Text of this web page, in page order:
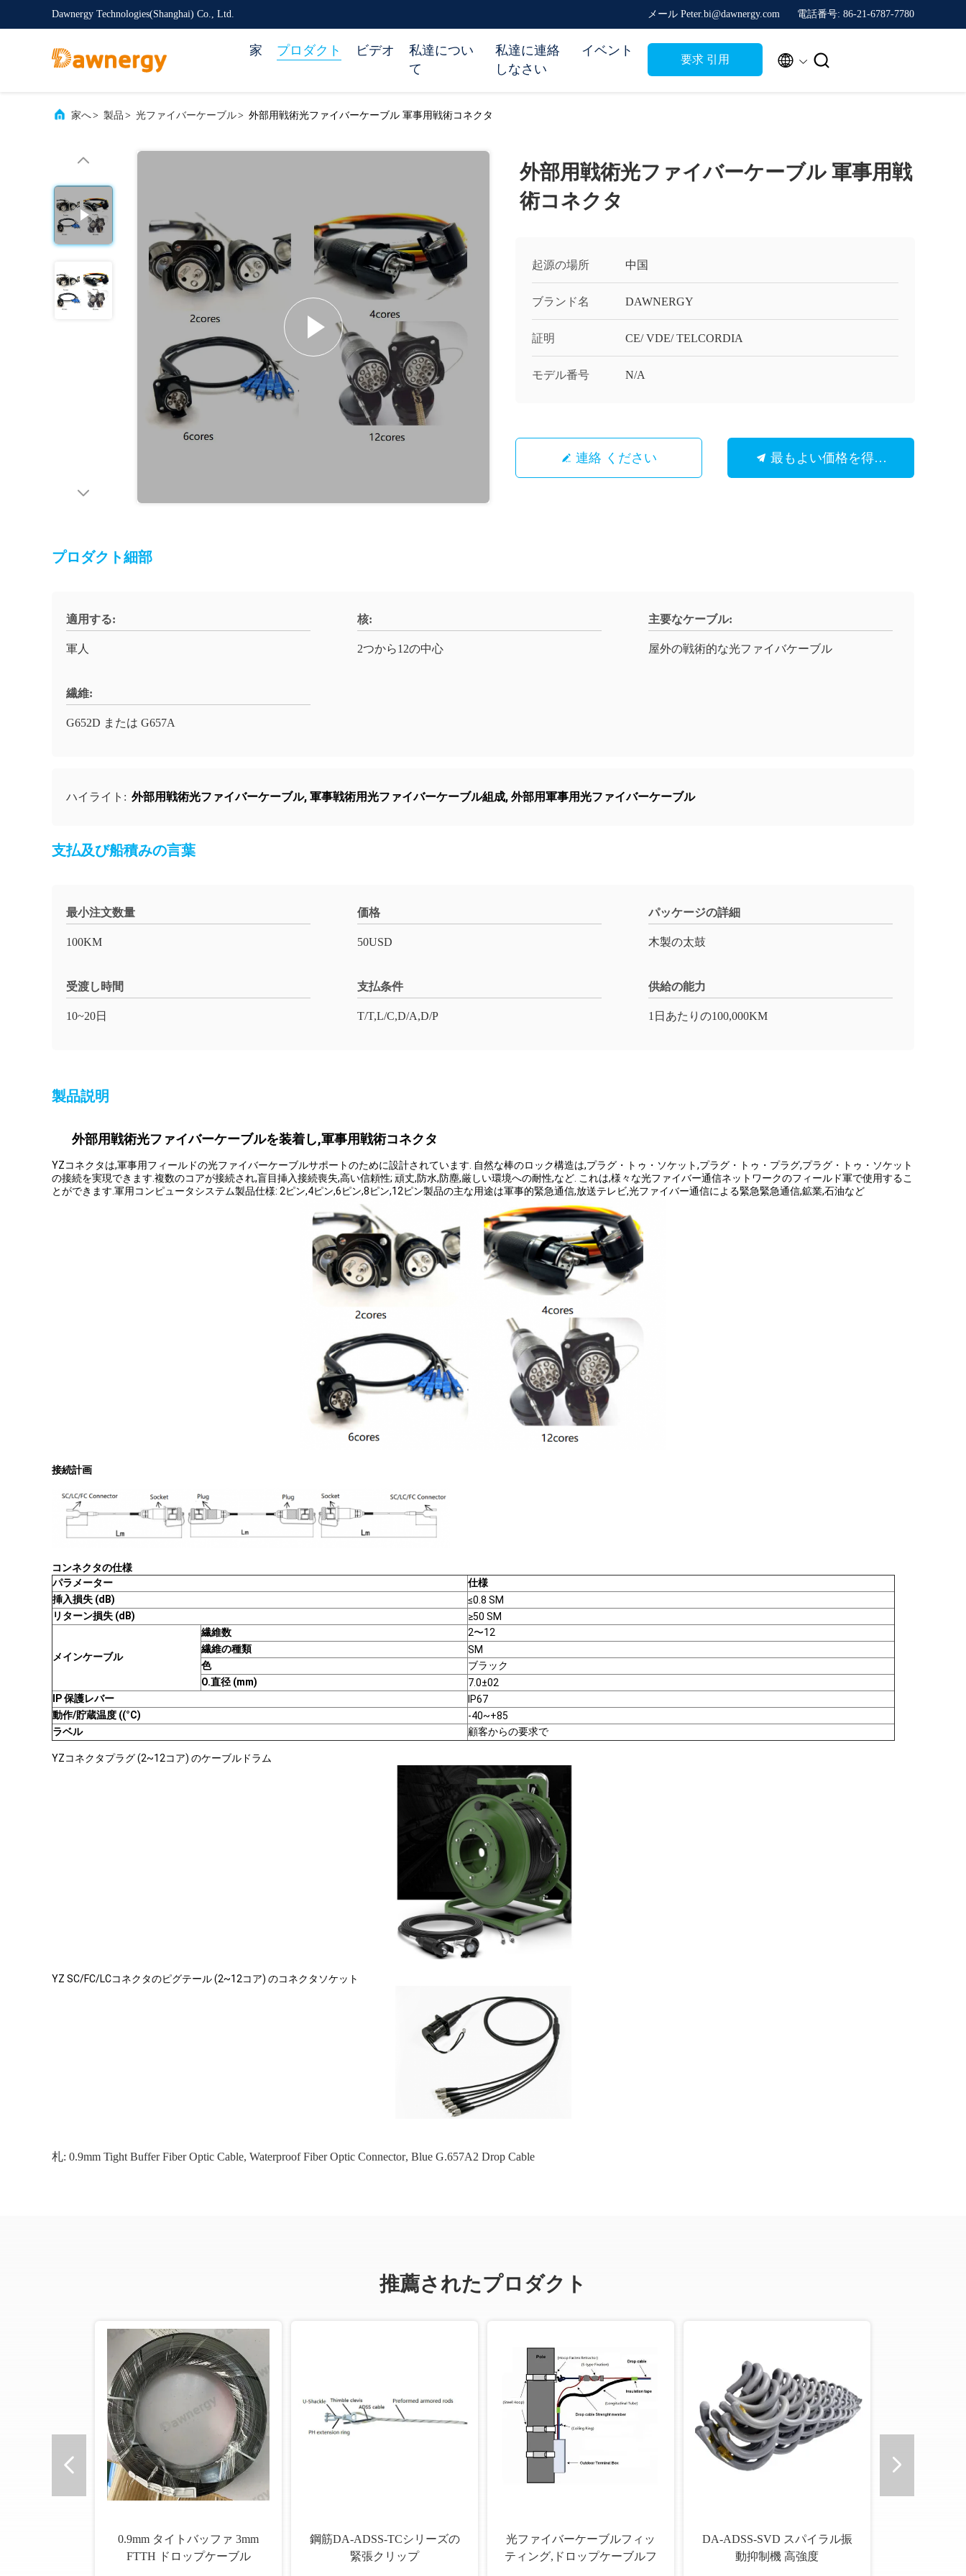
Dawnergy Technologies(Shanghai) Co., Ltd. メール Peter.bi@dawnergy.com 電話番号: 86-21-6787-7780
家 プロダクト ビデオ
私達につい
て
私達に連絡
しなさい
イベント
要求 引用  
家へ> 製品 > 光ファイバーケーブル> 外部用戦術光ファイバーケーブル 軍事用戦術コネクタ
外部用戦術光ファイバーケーブル 軍事用戦
術コネクタ
起源の場所 中国
ブランド名 DAWNERGY
証明 CE/ VDE/ TELCORDIA
モデル番号 N/A
連絡 ください 最もよい価格を得なさい
プロダクト細部
適用する:
軍人
核:
2つから12の中心
主要なケーブル:
屋外の戦術的な光ファイバケーブル
繊維:
G652D または G657A
ハイライト: 外部用戦術光ファイバーケーブル, 軍事戦術用光ファイバーケーブル組成, 外部用軍事用光ファイバーケーブル
支払及び船積みの言葉
最小注文数量
100KM
価格
50USD
パッケージの詳細
木製の太鼓
受渡し時間
10~20日
支払条件
T/T,L/C,D/A,D/P
供給の能力
1日あたりの100,000KM
製品説明
外部用戦術光ファイバーケーブルを装着し,軍事用戦術コネクタ
YZコネクタは,軍事用フィールドの光ファイバーケーブルサポートのために設計されています. 自然な棒のロック構造は,プラグ・トゥ・ソケット,プラグ・トゥ・プラグ,プラグ・トゥ・ソケット
の接続を実現できます.複数のコアが接続され,盲目挿入接続喪失,高い信頼性; 頑丈,防水,防塵,厳しい環境への耐性,など. これは,様々な光ファイバー通信ネットワークのフィールド軍で使用するこ
とができます.軍用コンピュータシステム製品仕様: 2ピン,4ピン,6ピン,8ピン,12ピン製品の主な用途は軍事的緊急通信,放送テレビ,光ファイバー通信による緊急緊急通信,鉱業,石油など
接続計画
コンネクタの仕様
パラメーター
仕様
挿入損失 (dB)
≤0.8 SM
リターン損失 (dB)
≥50 SM
メインケーブル
繊維数
2〜12
繊維の種類
SM
色
ブラック
O.直径 (mm)
7.0±02
IP 保護レバー
IP67
動作/貯蔵温度 ((°C)
-40~+85
ラベル
顧客からの要求で
YZコネクタプラグ (2~12コア) のケーブルドラム
YZ SC/FC/LCコネクタのピグテール (2~12コア) のコネクタソケット
札: 0.9mm Tight Buffer Fiber Optic Cable, Waterproof Fiber Optic Connector, Blue G.657A2 Drop Cable
推薦されたプロダクト
0.9mm タイトバッファ 3mm
FTTH ドロップケーブル
鋼筋DA-ADSS-TCシリーズの
緊張クリップ
光ファイバーケーブルフィッ
ティング,ドロップケーブルフ
DA-ADSS-SVD スパイラル振
動抑制機 高強度